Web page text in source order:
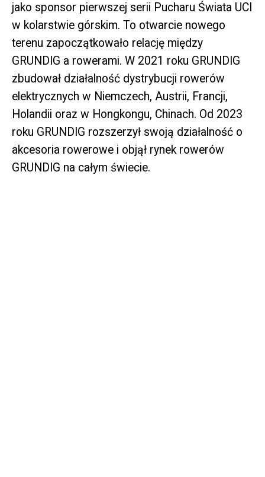
jako sponsor pierwszej serii Pucharu Świata UCI
w kolarstwie górskim. To otwarcie nowego
terenu zapoczątkowało relację między
GRUNDIG a rowerami. W 2021 roku GRUNDIG
zbudował działalność dystrybucji rowerów
elektrycznych w Niemczech, Austrii, Francji,
Holandii oraz w Hongkongu, Chinach. Od 2023
roku GRUNDIG rozszerzył swoją działalność o
akcesoria rowerowe i objął rynek rowerów
GRUNDIG na całym świecie.